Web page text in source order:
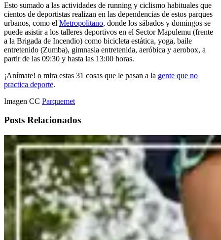
Esto sumado a las actividades de running y ciclismo habituales que
cientos de deportistas realizan en las dependencias de estos parques
urbanos, como el Metropolitano, donde los sábados y domingos se
puede asistir a los talleres deportivos en el Sector Mapulemu (frente
a la Brigada de Incendio) como bicicleta estática, yoga, baile
entretenido (Zumba), gimnasia entretenida, aeróbica y aerobox, a
partir de las 09:30 y hasta las 13:00 horas.
¡Anímate! o mira estas 31 cosas que le pasan a la gente que no
practica deporte.
Imagen CC Parquemet
Posts Relacionados